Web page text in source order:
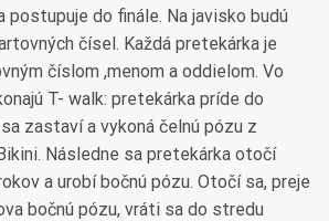
postupuje do finále. Na javisko budú
čísel. Každá pretekárka je
číslom ,menom a oddielom. Vo
T- walk: pretekárka príde do
zastaví a vykoná čelnú pózu z
Následne sa pretekárka otočí
a urobí bočnú pózu. Otočí sa, preje
bočnú pózu, vráti sa do stredu